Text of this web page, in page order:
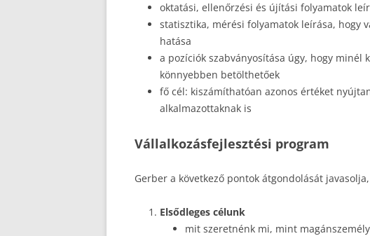
oktatási, ellenőrzési és újítási folyamatok
statisztika, mérési folyamatok leírása, hogy
hatása
a pozíciók szabványosítása úgy, hogy minél
könnyebben betölthetőek
fő cél: kiszámíthatóan azonos értéket
alkalmazottaknak is
Vállalkozásfejlesztési program
Gerber a következő pontok átgondolását
Elsődleges célunk
mit szeretnénk mi, mint